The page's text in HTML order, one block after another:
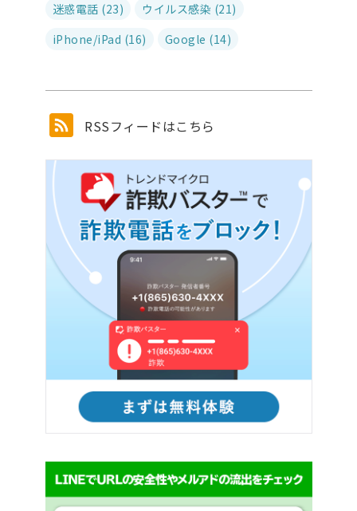
迷惑電話 (23)
ウイルス感染 (21)
iPhone/iPad (16)
Google (14)
RSSフィードはこちら